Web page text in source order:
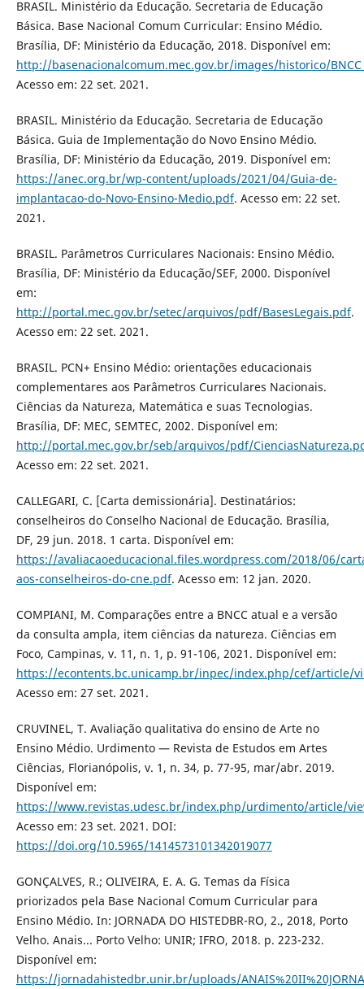
BRASIL. Ministério da Educação. Secretaria de Educação
Básica. Base Nacional Comum Curricular: Ensino Médio.
Brasília, DF: Ministério da Educação, 2018. Disponível em:
http://basenacionalcomum.mec.gov.br/images/historico/
Acesso em: 22 set. 2021.
BRASIL. Ministério da Educação. Secretaria de Educação
Básica. Guia de Implementação do Novo Ensino Médio.
Brasília, DF: Ministério da Educação, 2019. Disponível em:
https://anec.org.br/wp-content/uploads/2021/04/Guia-de-
implantacao-do-Novo-Ensino-Medio.pdf. Acesso em: 22 set.
2021.
BRASIL. Parâmetros Curriculares Nacionais: Ensino Médio.
Brasília, DF: Ministério da Educação/SEF, 2000. Disponível
em:
http://portal.mec.gov.br/setec/arquivos/pdf/BasesLegais.pdf.
Acesso em: 22 set. 2021.
BRASIL. PCN+ Ensino Médio: orientações educacionais
complementares aos Parâmetros Curriculares Nacionais.
Ciências da Natureza, Matemática e suas Tecnologias.
Brasília, DF: MEC, SEMTEC, 2002. Disponível em:
http://portal.mec.gov.br/seb/arquivos/pdf/
Acesso em: 22 set. 2021.
CALLEGARI, C. [Carta demissionária]. Destinatários:
conselheiros do Conselho Nacional de Educação. Brasília,
DF, 29 jun. 2018. 1 carta. Disponível em:
https://avaliacaoeducacional.files.wordpress.com/2018/06/
aos-conselheiros-do-cne.pdf. Acesso em: 12 jan. 2020.
COMPIANI, M. Comparações entre a BNCC atual e a versão
da consulta ampla, item ciências da natureza. Ciências em
Foco, Campinas, v. 11, n. 1, p. 91-106, 2021. Disponível em:
https://econtents.bc.unicamp.br/inpec/index.php/cef/article/
Acesso em: 27 set. 2021.
CRUVINEL, T. Avaliação qualitativa do ensino de Arte no
Ensino Médio. Urdimento — Revista de Estudos em Artes
Ciências, Florianópolis, v. 1, n. 34, p. 77-95, mar/abr. 2019.
Disponível em:
https://www.revistas.udesc.br/index.php/urdimento/article/
Acesso em: 23 set. 2021. DOI:
https://doi.org/10.5965/1414573101342019077
GONÇALVES, R.; OLIVEIRA, E. A. G. Temas da Física
priorizados pela Base Nacional Comum Curricular para
Ensino Médio. In: JORNADA DO HISTEDBR-RO, 2., 2018, Porto
Velho. Anais... Porto Velho: UNIR; IFRO, 2018. p. 223-232.
Disponível em:
https://jornadahistedbr.unir.br/uploads/